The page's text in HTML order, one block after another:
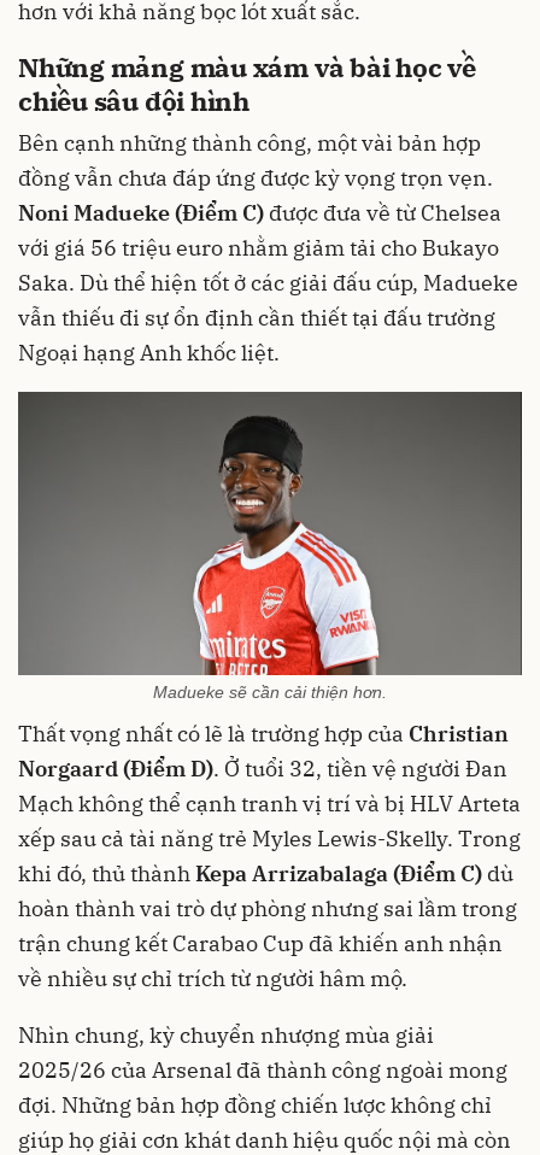
hơn với khả năng bọc lót xuất sắc.
Những mảng màu xám và bài học về
chiều sâu đội hình
Bên cạnh những thành công, một vài bản hợp
đồng vẫn chưa đáp ứng được kỳ vọng trọn vẹn.
Noni Madueke (Điểm C) được đưa về từ Chelsea
với giá 56 triệu euro nhằm giảm tải cho Bukayo
Saka. Dù thể hiện tốt ở các giải đấu cúp, Madueke
vẫn thiếu đi sự ổn định cần thiết tại đấu trường
Ngoại hạng Anh khốc liệt.
Madueke sẽ cần cải thiện hơn.
Thất vọng nhất có lẽ là trường hợp của Christian
Norgaard (Điểm D). Ở tuổi 32, tiền vệ người Đan
Mạch không thể cạnh tranh vị trí và bị HLV Arteta
xếp sau cả tài năng trẻ Myles Lewis-Skelly. Trong
khi đó, thủ thànhKepa Arrizabalaga (Điểm C) dù
hoàn thành vai trò dự phòng nhưng sai lầm trong
trận chung kết Carabao Cup đã khiến anh nhận
về nhiều sự chỉ trích từ người hâm mộ.
Nhìn chung, kỳ chuyển nhượng mùa giải
2025/26 của Arsenal đã thành công ngoài mong
đợi. Những bản hợp đồng chiến lược không chỉ
giúp họ giải cơn khát danh hiệu quốc nội mà còn